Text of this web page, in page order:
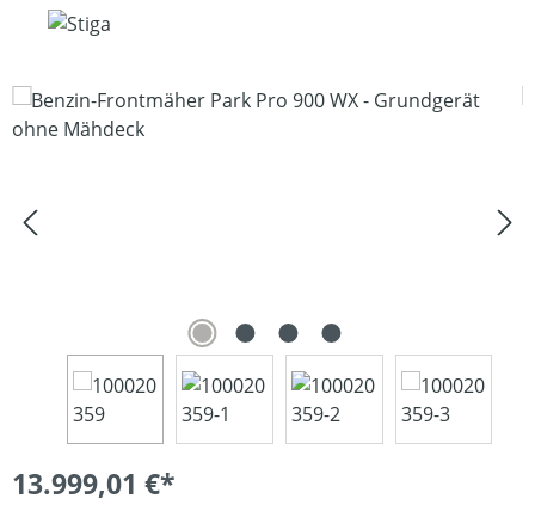
Bildergalerie überspringen
13.999,01 €*